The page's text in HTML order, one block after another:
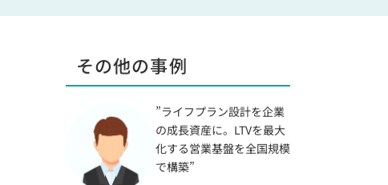
その他の事例
”ライフプラン設計を企業
の成長資産に。LTVを最大
化する営業基盤を全国規模
で構築”